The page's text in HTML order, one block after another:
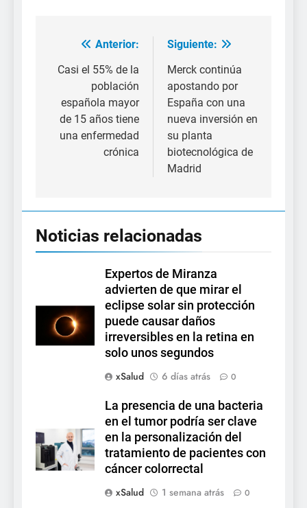
Navegación
de
entradas
Anterior:
Casi el 55% de la
población
española mayor
de 15 años tiene
una enfermedad
crónica
Siguiente:
Merck continúa
apostando por
España con una
nueva inversión en
su planta
biotecnológica de
Madrid
Noticias relacionadas
Expertos de Miranza
advierten de que mirar el
eclipse solar sin protección
puede causar daños
irreversibles en la retina en
solo unos segundos
xSalud
6 días atrás 0
La presencia de una bacteria
en el tumor podría ser clave
en la personalización del
tratamiento de pacientes con
cáncer colorrectal
xSalud
1 semana atrás 0